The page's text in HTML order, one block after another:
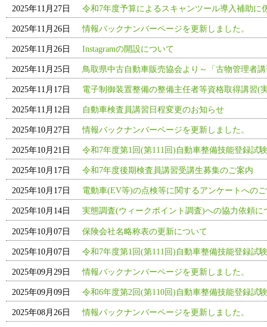
2025年11月27日 令和7年度予算によるスキャンツール導入補助
2025年11月26日 情報バックナンバーページを更新しました。
2025年11月26日 Instagramの開設について
2025年11月25日 鳥取県中古自動車販売協会より～「古物管理者
2025年11月17日 電子制御装置整備の整備主任者等資格取得講習(
2025年11月12日 自動車検査員講習日程変更のお知らせ
2025年10月27日 情報バックナンバーページを更新しました。
2025年10月21日 令和7年度第1回(第111回)自動車整備技能登録試
2025年10月17日 令和7年度後期検査員講習受講生募集のご案内
2025年10月17日 電動車(EV等)の点検等に関するアンケートへの
2025年10月14日 実態調査(ウィークポイント調査)への協力依頼に
2025年10月07日 保険会社名略称表の更新について
2025年10月07日 令和7年度第1回(第111回)自動車整備技能登録試
2025年09月29日 情報バックナンバーページを更新しました。
2025年09月09日 令和6年度第2回(第110回)自動車整備技能登録試
2025年08月26日 情報バックナンバーページを更新しました。